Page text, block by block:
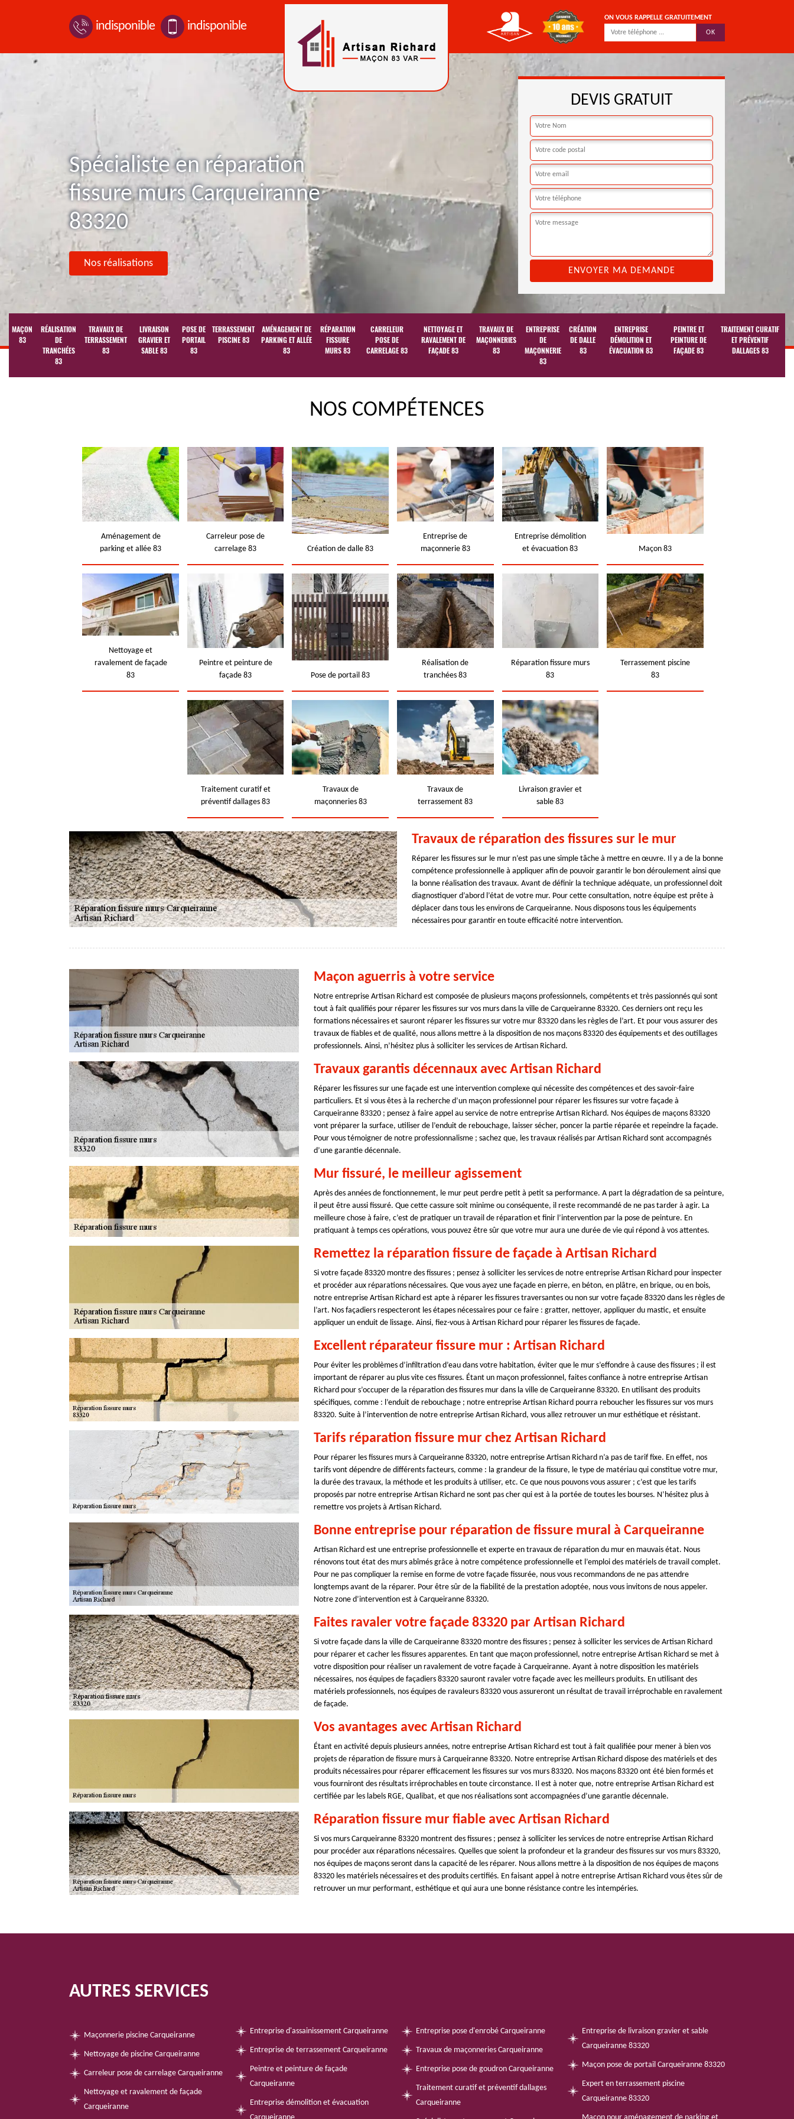
indisponible indisponible
ON VOUS RAPPELLE GRATUITEMENT
Spécialiste en réparation
fissure murs Carqueiranne
83320
Nos réalisations
DEVIS GRATUIT
MAÇON
83
RÉALISATION
DE
TRANCHÉES
83
TRAVAUX DE
TERRASSEMENT
83
LIVRAISON
GRAVIER ET
SABLE 83
POSE DE
PORTAIL
83
TERRASSEMENT
PISCINE 83
AMÉNAGEMENT DE
PARKING ET ALLÉE
83
RÉPARATION
FISSURE
MURS 83
CARRELEUR
POSE DE
CARRELAGE 83
NETTOYAGE ET
RAVALEMENT DE
FAÇADE 83
TRAVAUX DE
MAÇONNERIES
83
ENTREPRISE
DE
MAÇONNERIE
83
CRÉATION
DE DALLE
83
ENTREPRISE
DÉMOLITION ET
ÉVACUATION 83
PEINTRE ET
PEINTURE DE
FAÇADE 83
TRAITEMENT CURATIF
ET PRÉVENTIF
DALLAGES 83
NOS COMPÉTENCES
Aménagement de
parking et allée 83
Carreleur pose de
carrelage 83
Création de dalle 83
Entreprise de
maçonnerie 83
Entreprise démolition
et évacuation 83
Maçon 83
Nettoyage et
ravalement de façade
83
Peintre et peinture de
façade 83
Pose de portail 83
Réalisation de
tranchées 83
Réparation fissure murs
83
Terrassement piscine
83
Traitement curatif et
préventif dallages 83
Travaux de
maçonneries 83
Travaux de
terrassement 83
Livraison gravier et
sable 83
Travaux de réparation des fissures sur le mur
Réparer les fissures sur le mur n’est pas une simple tâche à mettre en œuvre. Il y a de la bonne
compétence professionnelle à appliquer afin de pouvoir garantir le bon déroulement ainsi que
la bonne réalisation des travaux. Avant de définir la technique adéquate, un professionnel doit
diagnostiquer d’abord l’état de votre mur. Pour cette consultation, notre équipe est prête à
déplacer dans tous les environs de Carqueiranne. Nous disposons tous les équipements
nécessaires pour garantir en toute efficacité notre intervention.
Maçon aguerris à votre service
Notre entreprise Artisan Richard est composée de plusieurs maçons professionnels, compétents et très passionnés qui sont
tout à fait qualifiés pour réparer les fissures sur vos murs dans la ville de Carqueiranne 83320. Ces derniers ont reçu les
formations nécessaires et sauront réparer les fissures sur votre mur 83320 dans les règles de l’art. Et pour vous assurer des
travaux de fiables et de qualité, nous allons mettre à la disposition de nos maçons 83320 des équipements et des outillages
professionnels. Ainsi, n’hésitez plus à solliciter les services de Artisan Richard.
Travaux garantis décennaux avec Artisan Richard
Réparer les fissures sur une façade est une intervention complexe qui nécessite des compétences et des savoir-faire
particuliers. Et si vous êtes à la recherche d’un maçon professionnel pour réparer les fissures sur votre façade à
Carqueiranne 83320 ; pensez à faire appel au service de notre entreprise Artisan Richard. Nos équipes de maçons 83320
vont préparer la surface, utiliser de l’enduit de rebouchage, laisser sécher, poncer la partie réparée et repeindre la façade.
Pour vous témoigner de notre professionnalisme ; sachez que, les travaux réalisés par Artisan Richard sont accompagnés
d’une garantie décennale.
Mur fissuré, le meilleur agissement
Après des années de fonctionnement, le mur peut perdre petit à petit sa performance. A part la dégradation de sa peinture,
il peut être aussi fissuré. Que cette cassure soit minime ou conséquente, il reste recommandé de ne pas tarder à agir. La
meilleure chose à faire, c’est de pratiquer un travail de réparation et finir l’intervention par la pose de peinture. En
pratiquant à temps ces opérations, vous pouvez être sûr que votre mur aura une durée de vie qui répond à vos attentes.
Remettez la réparation fissure de façade à Artisan Richard
Si votre façade 83320 montre des fissures ; pensez à solliciter les services de notre entreprise Artisan Richard pour inspecter
et procéder aux réparations nécessaires. Que vous ayez une façade en pierre, en béton, en plâtre, en brique, ou en bois,
notre entreprise Artisan Richard est apte à réparer les fissures traversantes ou non sur votre façade 83320 dans les règles de
l’art. Nos façadiers respecteront les étapes nécessaires pour ce faire : gratter, nettoyer, appliquer du mastic, et ensuite
appliquer un enduit de lissage. Ainsi, fiez-vous à Artisan Richard pour réparer les fissures de façade.
Excellent réparateur fissure mur : Artisan Richard
Pour éviter les problèmes d’infiltration d’eau dans votre habitation, éviter que le mur s’effondre à cause des fissures ; il est
important de réparer au plus vite ces fissures. Étant un maçon professionnel, faites confiance à notre entreprise Artisan
Richard pour s’occuper de la réparation des fissures mur dans la ville de Carqueiranne 83320. En utilisant des produits
spécifiques, comme : l’enduit de rebouchage ; notre entreprise Artisan Richard pourra reboucher les fissures sur vos murs
83320. Suite à l’intervention de notre entreprise Artisan Richard, vous allez retrouver un mur esthétique et résistant.
Tarifs réparation fissure mur chez Artisan Richard
Pour réparer les fissures murs à Carqueiranne 83320, notre entreprise Artisan Richard n’a pas de tarif fixe. En effet, nos
tarifs vont dépendre de différents facteurs, comme : la grandeur de la fissure, le type de matériau qui constitue votre mur,
la durée des travaux, la méthode et les produits à utiliser, etc. Ce que nous pouvons vous assurer ; c’est que les tarifs
proposés par notre entreprise Artisan Richard ne sont pas cher qui est à la portée de toutes les bourses. N’hésitez plus à
remettre vos projets à Artisan Richard.
Bonne entreprise pour réparation de fissure mural à Carqueiranne
Artisan Richard est une entreprise professionnelle et experte en travaux de réparation du mur en mauvais état. Nous
rénovons tout état des murs abîmés grâce à notre compétence professionnelle et l’emploi des matériels de travail complet.
Pour ne pas compliquer la remise en forme de votre façade fissurée, nous vous recommandons de ne pas attendre
longtemps avant de la réparer. Pour être sûr de la fiabilité de la prestation adoptée, nous vous invitons de nous appeler.
Notre zone d’intervention est à Carqueiranne 83320.
Faites ravaler votre façade 83320 par Artisan Richard
Si votre façade dans la ville de Carqueiranne 83320 montre des fissures ; pensez à solliciter les services de Artisan Richard
pour réparer et cacher les fissures apparentes. En tant que maçon professionnel, notre entreprise Artisan Richard se met à
votre disposition pour réaliser un ravalement de votre façade à Carqueiranne. Ayant à notre disposition les matériels
nécessaires, nos équipes de façadiers 83320 sauront ravaler votre façade avec les meilleurs produits. En utilisant des
matériels professionnels, nos équipes de ravaleurs 83320 vous assureront un résultat de travail irréprochable en ravalement
de façade.
Vos avantages avec Artisan Richard
Étant en activité depuis plusieurs années, notre entreprise Artisan Richard est tout à fait qualifiée pour mener à bien vos
projets de réparation de fissure murs à Carqueiranne 83320. Notre entreprise Artisan Richard dispose des matériels et des
produits nécessaires pour réparer efficacement les fissures sur vos murs 83320. Nos maçons 83320 ont été bien formés et
vous fourniront des résultats irréprochables en toute circonstance. Il est à noter que, notre entreprise Artisan Richard est
certifiée par les labels RGE, Qualibat, et que nos réalisations sont accompagnées d’une garantie décennale.
Réparation fissure mur fiable avec Artisan Richard
Si vos murs Carqueiranne 83320 montrent des fissures ; pensez à solliciter les services de notre entreprise Artisan Richard
pour procéder aux réparations nécessaires. Quelles que soient la profondeur et la grandeur des fissures sur vos murs 83320,
nos équipes de maçons seront dans la capacité de les réparer. Nous allons mettre à la disposition de nos équipes de maçons
83320 les matériels nécessaires et des produits certifiés. En faisant appel à notre entreprise Artisan Richard vous êtes sûr de
retrouver un mur performant, esthétique et qui aura une bonne résistance contre les intempéries.
AUTRES SERVICES
Maçonnerie piscine Carqueiranne
Nettoyage de piscine Carqueiranne
Carreleur pose de carrelage Carqueiranne
Nettoyage et ravalement de façade
Carqueiranne
Entreprise d'assainissement Carqueiranne
Entreprise de terrassement Carqueiranne
Peintre et peinture de façade
Carqueiranne
Entreprise démolition et évacuation
Entreprise pose d'enrobé Carqueiranne
Travaux de maçonneries Carqueiranne
Entreprise pose de goudron Carqueiranne
Traitement curatif et préventif dallages
Carqueiranne
Entreprise de livraison gravier et sable
Carqueiranne 83320
Maçon pose de portail Carqueiranne 83320
Expert en terrassement piscine
Carqueiranne 83320